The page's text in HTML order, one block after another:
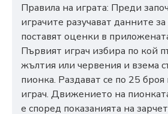
Правила на играта: Преди
играчите разучават данните
поставят оценки в
Първият играч избира по кой
жълтия или червения и взема
пионка. Раздават се по 25
играч. Движението на
е според показанията на